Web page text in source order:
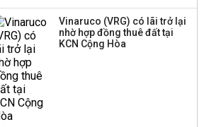
Đề xuất miễn 30% thuế
thu nhập cho hộ kinh
doanh, doanh nghiệp
Vinaruco (VRG) có lãi trở lại
nhờ hợp đồng thuê đất tại
KCN Cộng Hòa